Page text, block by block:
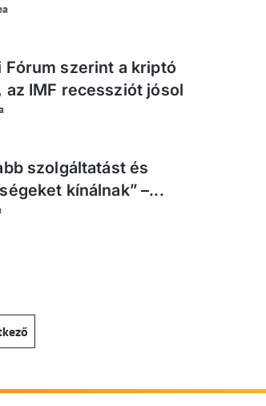
Fórum szerint a kriptó
az IMF recessziót jósol
szolgáltatást és
kínálnak” –...